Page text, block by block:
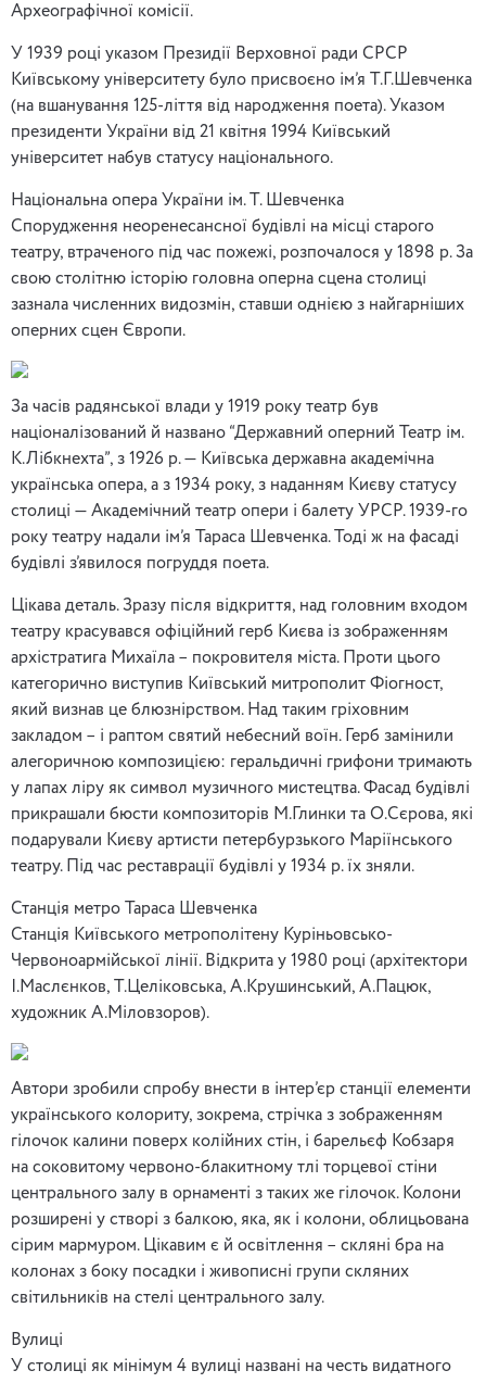
Археографічної комісії.
У 1939 році указом Президії Верховної ради СРСР
Київському університету було присвоєно ім’я Т.Г.Шевченка
(на вшанування 125-ліття від народження поета). Указом
президенти України від 21 квітня 1994 Київський
університет набув статусу національного.
Національна опера України ім. Т. Шевченка
Спорудження неоренесансної будівлі на місці старого
театру, втраченого під час пожежі, розпочалося у 1898 р. За
свою столітню історію головна оперна сцена столиці
зазнала численних видозмін, ставши однією з найгарніших
оперних сцен Європи.
За часів радянської влади у 1919 року театр був
націоналізований й названо “Державний оперний Театр ім.
К.Лібкнехта”, з 1926 р. — Київська державна академічна
українська опера, а з 1934 року, з наданням Києву статусу
столиці — Академічний театр опери і балету УРСР. 1939-го
року театру надали ім’я Тараса Шевченка. Тоді ж на фасаді
будівлі з’явилося погруддя поета.
Цікава деталь. Зразу після відкриття, над головним входом
театру красувався офіційний герб Києва із зображенням
архістратига Михаїла – покровителя міста. Проти цього
категорично виступив Київський митрополит Фіогност,
який визнав це блюзнірством. Над таким гріховним
закладом – і раптом святий небесний воїн. Герб замінили
алегоричною композицією: геральдичні грифони тримають
у лапах ліру як символ музичного мистецтва. Фасад будівлі
прикрашали бюсти композиторів М.Глинки та О.Сєрова, які
подарували Києву артисти петербурзького Маріїнського
театру. Під час реставрації будівлі у 1934 р. їх зняли.
Станція метро Тараса Шевченка
Станція Київського метрополітену Куріньовсько-
Червоноармійської лінії. Відкрита у 1980 році (архітектори
І.Маслєнков, Т.Целіковська, А.Крушинський, А.Пацюк,
художник А.Міловзоров).
Автори зробили спробу внести в інтер’єр станції елементи
українського колориту, зокрема, стрічка з зображенням
гілочок калини поверх колійних стін, і барельєф Кобзаря
на соковитому червоно-блакитному тлі торцевої стіни
центрального залу в орнаменті з таких же гілочок. Колони
розширені у створі з балкою, яка, як і колони, облицьована
сірим мармуром. Цікавим є й освітлення – скляні бра на
колонах з боку посадки і живописні групи скляних
світильників на стелі центрального залу.
Вулиці
У столиці як мінімум 4 вулиці названі на честь видатного